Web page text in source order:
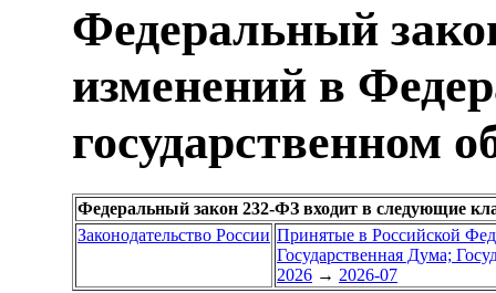
Федеральный
изменений в
государственном
Федеральный закон 232-ФЗ входит в следующие
Законодательство России Принятые в Российской
Государственная Дума;
2026 → 2026-07